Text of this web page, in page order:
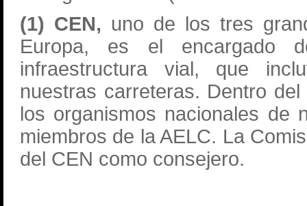
(1) CEN, uno de los tres
Europa, es el encargado
infraestructura vial, que
nuestras carreteras. Dentro
los organismos nacionales de
miembros de la AELC. La
del CEN como consejero.